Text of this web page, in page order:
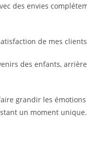
des envies
de mes
des enfants,
grandir les
un moment unique.